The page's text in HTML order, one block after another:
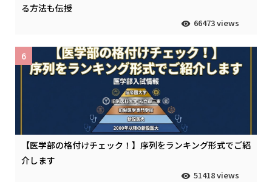
る方法も伝授
66473 views
【医学部の格付けチェック！】序列をランキング形式でご紹
介します
51418 views
6